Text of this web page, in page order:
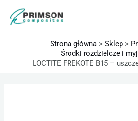
treści
Strona główna
Sklep
Środki rozdzielcze i
LOCTITE FREKOTE B15 –